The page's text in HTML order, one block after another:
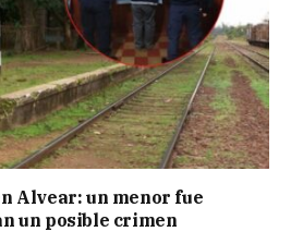
Alvear: un menor fue
un posible crimen